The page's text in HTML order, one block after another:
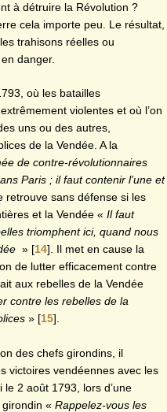
à détruire la Révolution ?
cela importe peu. Le résultat,
trahisons réelles ou
danger.
où les batailles
violentes et où l’on
uns ou des autres,
de la Vendée. A la
de contre-révolutionnaires
Paris ; il faut contenir l’une et
retrouve sans défense si les
et la Vendée « Il faut
triomphent ici, quand nous
» [14]. Il met en cause la
de lutter efficacement contre
aux rebelles de la Vendée
contre les rebelles de la
» [15].
des chefs girondins, il
victoires vendéennes avec les
2 août 1793, lors d’une
« Rappelez-vous les